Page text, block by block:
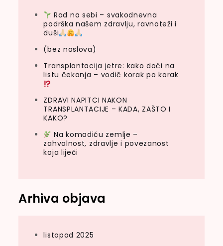
Rad na sebi – svakodnevna
podrška našem zdravlju, ravnoteži i
duši
(bez naslova)
Transplantacija jetre: kako doći na
listu čekanja – vodič korak po korak
ZDRAVI NAPITCI NAKON
TRANSPLANTACIJE – KADA, ZAŠTO I
KAKO?
Na komadiću zemlje –
zahvalnost, zdravlje i povezanost
koja liječi
Arhiva objava
listopad 2025